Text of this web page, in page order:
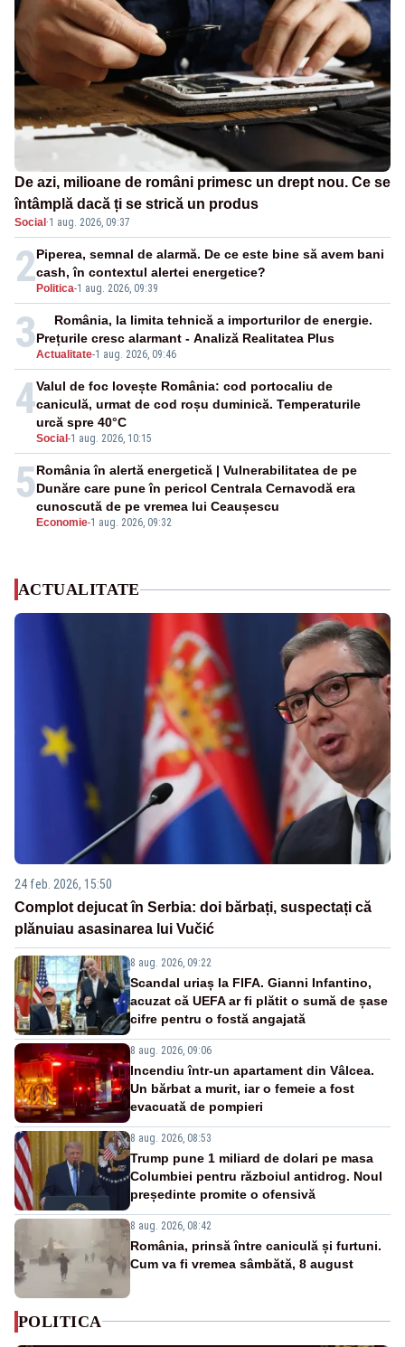
De azi, milioane de români primesc un drept nou. Ce se
întâmplă dacă ți se strică un produs
Social ·1 aug. 2026, 09:37
2 Politica-1 aug. 2026, 09:39
Piperea, semnal de alarmă. De ce este bine să avem bani
cash, în contextul alertei energetice?
3Actualitate-1 aug. 2026, 09:46
România, la limita tehnică a importurilor de energie.
Prețurile cresc alarmant - Analiză Realitatea Plus
4
Social -1 aug. 2026, 10:15
Valul de foc lovește România: cod portocaliu de
caniculă, urmat de cod roșu duminică. Temperaturile
urcă spre 40°C
5
Economie-1 aug. 2026, 09:32
România în alertă energetică | Vulnerabilitatea de pe
Dunăre care pune în pericol Centrala Cernavodă era
cunoscută de pe vremea lui Ceaușescu
ACTUALITATE
24 feb. 2026, 15:50
Complot dejucat în Serbia: doi bărbați, suspectați că
plănuiau asasinarea lui Vučić
8 aug. 2026, 09:22
Scandal uriaș la FIFA. Gianni Infantino,
acuzat că UEFA ar fi plătit o sumă de șase
cifre pentru o fostă angajată
8 aug. 2026, 09:06
Incendiu într-un apartament din Vâlcea.
Un bărbat a murit, iar o femeie a fost
evacuată de pompieri
8 aug. 2026, 08:53
Trump pune 1 miliard de dolari pe masa
Columbiei pentru războiul antidrog. Noul
președinte promite o ofensivă
8 aug. 2026, 08:42
România, prinsă între caniculă și furtuni.
Cum va fi vremea sâmbătă, 8 august
POLITICA